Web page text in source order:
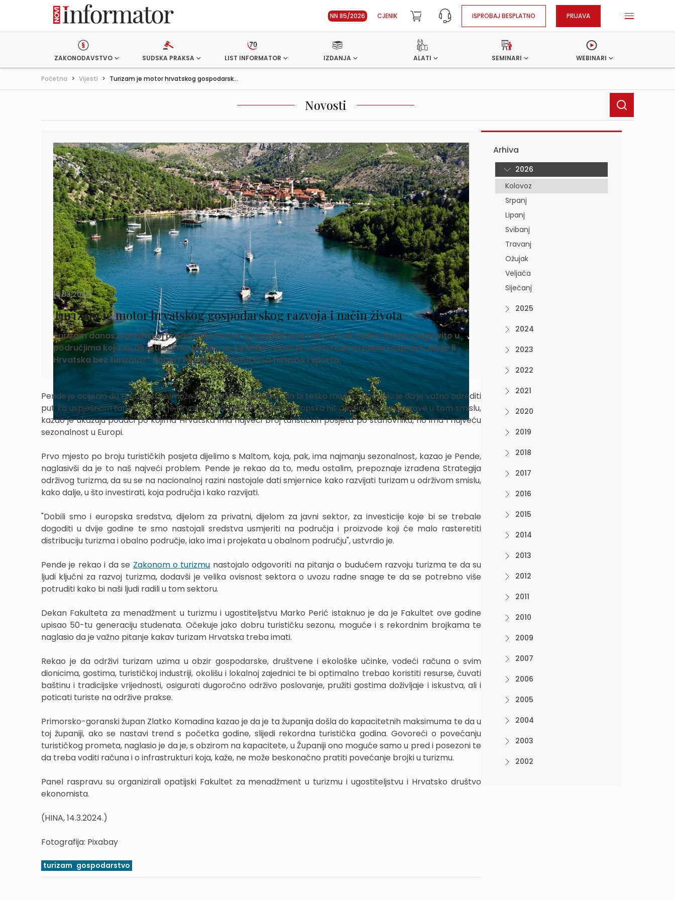
NN 85/2026 CJENIK ISPROBAJ BESPLATNO PRIJAVA
ZAKONODAVSTVO SUDSKA PRAKSA LIST INFORMATOR IZDANJA ALATI SEMINARI WEBINARI
Početna > Vijesti > Turizam je motor hrvatskog gospodarsk...
Novosti
15.03.2024.
Turizam je motor hrvatskog gospodarskog razvoja i način života
Turizam danas u Hrvatskoj predstavlja motor gospodarskog razvoja, ali i način života, poglavito u
područjima koja su desetljećima vezana uz turizam, rekao je u četvrtak na panel raspravi „Može li
Hrvatska bez turizma?“ Robert Pende iz Ministarstva turizma i sporta.
Pende je ocijenio da Hrvatska ne može bez turizma, odnosno "da bi teško mogla". Naglasio je da je važno odrediti
put ka uspješnom turizmu, a da je Hrvatska posljednjih godina europska hit destinacija. Na izazove u tom smislu,
kazao je ukazuju podaci po kojima Hrvatska ima najveći broj turističkih posjeta po stanovniku, no ima i najveću
sezonalnost u Europi.
Prvo mjesto po broju turističkih posjeta dijelimo s Maltom, koja, pak, ima najmanju sezonalnost, kazao je Pende,
naglasivši da je to naš najveći problem. Pende je rekao da to, među ostalim, prepoznaje izrađena Strategija
održivog turizma, da su se na nacionalnoj razini nastojale dati smjernice kako razvijati turizam u održivom smislu,
kako dalje, u što investirati, koja područja i kako razvijati.
"Dobili smo i europska sredstva, dijelom za privatni, dijelom za javni sektor, za investicije koje bi se trebale
dogoditi u dvije godine te smo nastojali sredstva usmjeriti na područja i proizvode koji će malo rasteretiti
distribuciju turizma i obalno područje, iako ima i projekata u obalnom području", ustvrdio je.
Pende je rekao i da se Zakonom o turizmu nastojalo odgovoriti na pitanja o budućem razvoju turizma te da su
ljudi ključni za razvoj turizma, dodavši je velika ovisnost sektora o uvozu radne snage te da se potrebno više
potruditi kako bi naši ljudi radili u tom sektoru.
Dekan Fakulteta za menadžment u turizmu i ugostiteljstvu Marko Perić istaknuo je da je Fakultet ove godine
upisao 50-tu generaciju studenata. Očekuje jako dobru turističku sezonu, moguće i s rekordnim brojkama te
naglasio da je važno pitanje kakav turizam Hrvatska treba imati.
Rekao je da održivi turizam uzima u obzir gospodarske, društvene i ekološke učinke, vodeći računa o svim
dionicima, gostima, turističkoj industriji, okolišu i lokalnoj zajednici te bi optimalno trebao koristiti resurse, čuvati
baštinu i tradicijske vrijednosti, osigurati dugoročno održivo poslovanje, pružiti gostima doživljaje i iskustva, ali i
poticati turiste na održive prakse.
Primorsko-goranski župan Zlatko Komadina kazao je da je ta županija došla do kapacitetnih maksimuma te da u
toj županiji, ako se nastavi trend s početka godine, slijedi rekordna turistička godina. Govoreći o povećanju
turističkog prometa, naglasio je da je, s obzirom na kapacitete, u Županiji ono moguće samo u pred i posezoni te
da treba voditi računa i o infrastrukturi koja, kaže, ne može beskonačno pratiti povećanje brojki u turizmu.
Panel raspravu su organizirali opatijski Fakultet za menadžment u turizmu i ugostiteljstvu i Hrvatsko društvo
ekonomista.
(HINA, 14.3.2024.)
Fotografija: Pixabay
turizam gospodarstvo
Arhiva
2026
Kolovoz
Srpanj
Lipanj
Svibanj
Travanj
Ožujak
Veljača
Siječanj
2025
2024
2023
2022
2021
2020
2019
2018
2017
2016
2015
2014
2013
2012
2011
2010
2009
2007
2006
2005
2004
2003
2002